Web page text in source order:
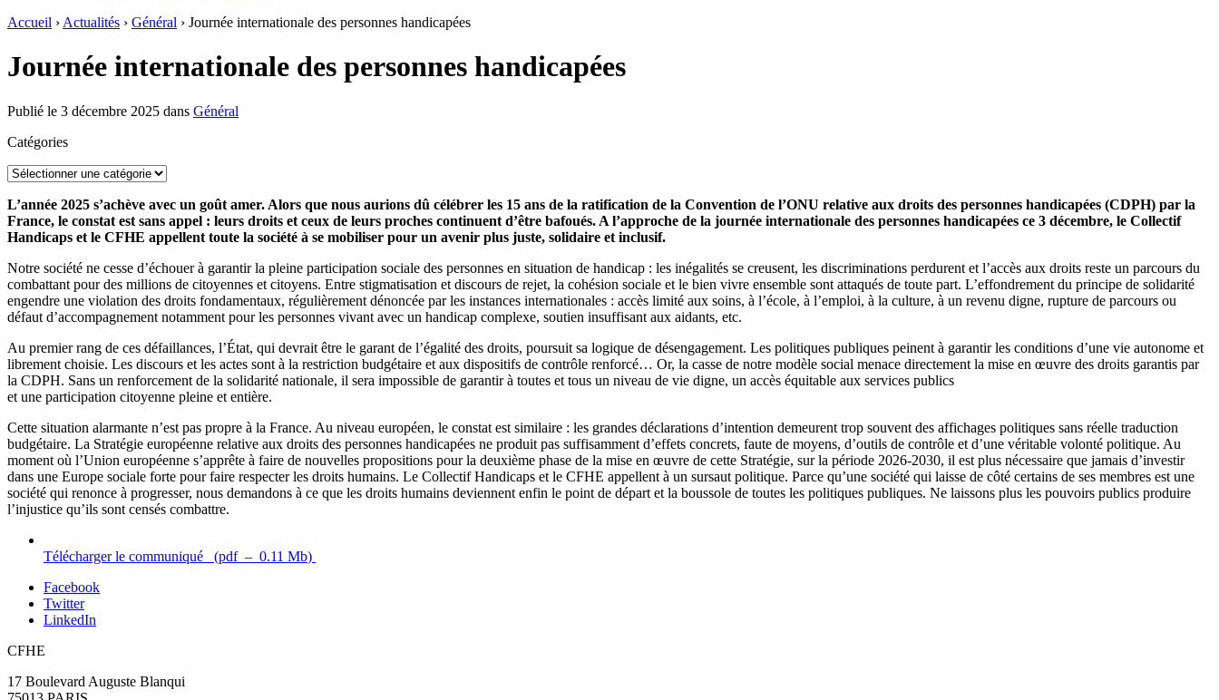
Accueil › Actualités › Général › Journée internationale des personnes handicapées
Journée internationale des personnes handicapées
Publié le 3 décembre 2025 dans Général
Catégories
Catégories
L’année 2025 s’achève avec un goût amer. Alors que nous aurions dû célébrer les 15 ans de la ratification de la Convention de l’ONU relative aux droits des personnes handicapées (CDPH) par la
France, le constat est sans appel : leurs droits et ceux de leurs proches continuent d’être bafoués. A l’approche de la journée internationale des personnes handicapées ce 3 décembre, le Collectif
Handicaps et le CFHE appellent toute la société à se mobiliser pour un avenir plus juste, solidaire et inclusif.
Notre société ne cesse d’échouer à garantir la pleine participation sociale des personnes en situation de handicap : les inégalités se creusent, les discriminations perdurent et l’accès aux droits reste un parcours du
combattant pour des millions de citoyennes et citoyens. Entre stigmatisation et discours de rejet, la cohésion sociale et le bien vivre ensemble sont attaqués de toute part. L’effondrement du principe de solidarité
engendre une violation des droits fondamentaux, régulièrement dénoncée par les instances internationales : accès limité aux soins, à l’école, à l’emploi, à la culture, à un revenu digne, rupture de parcours ou
défaut d’accompagnement notamment pour les personnes vivant avec un handicap complexe, soutien insuffisant aux aidants, etc.
Au premier rang de ces défaillances, l’État, qui devrait être le garant de l’égalité des droits, poursuit sa logique de désengagement. Les politiques publiques peinent à garantir les conditions d’une vie autonome et
librement choisie. Les discours et les actes sont à la restriction budgétaire et aux dispositifs de contrôle renforcé… Or, la casse de notre modèle social menace directement la mise en œuvre des droits garantis par
la CDPH. Sans un renforcement de la solidarité nationale, il sera impossible de garantir à toutes et tous un niveau de vie digne, un accès équitable aux services publics
et une participation citoyenne pleine et entière.
Cette situation alarmante n’est pas propre à la France. Au niveau européen, le constat est similaire : les grandes déclarations d’intention demeurent trop souvent des affichages politiques sans réelle traduction
budgétaire. La Stratégie européenne relative aux droits des personnes handicapées ne produit pas suffisamment d’effets concrets, faute de moyens, d’outils de contrôle et d’une véritable volonté politique. Au
moment où l’Union européenne s’apprête à faire de nouvelles propositions pour la deuxième phase de la mise en œuvre de cette Stratégie, sur la période 2026-2030, il est plus nécessaire que jamais d’investir
dans une Europe sociale forte pour faire respecter les droits humains. Le Collectif Handicaps et le CFHE appellent à un sursaut politique. Parce qu’une société qui laisse de côté certains de ses membres est une
société qui renonce à progresser, nous demandons à ce que les droits humains deviennent enfin le point de départ et la boussole de toutes les politiques publiques. Ne laissons plus les pouvoirs publics produire
l’injustice qu’ils sont censés combattre.
Télécharger le communiqué (pdf– 0.11 Mb)
Facebook
Twitter
LinkedIn
CFHE
17 Boulevard Auguste Blanqui